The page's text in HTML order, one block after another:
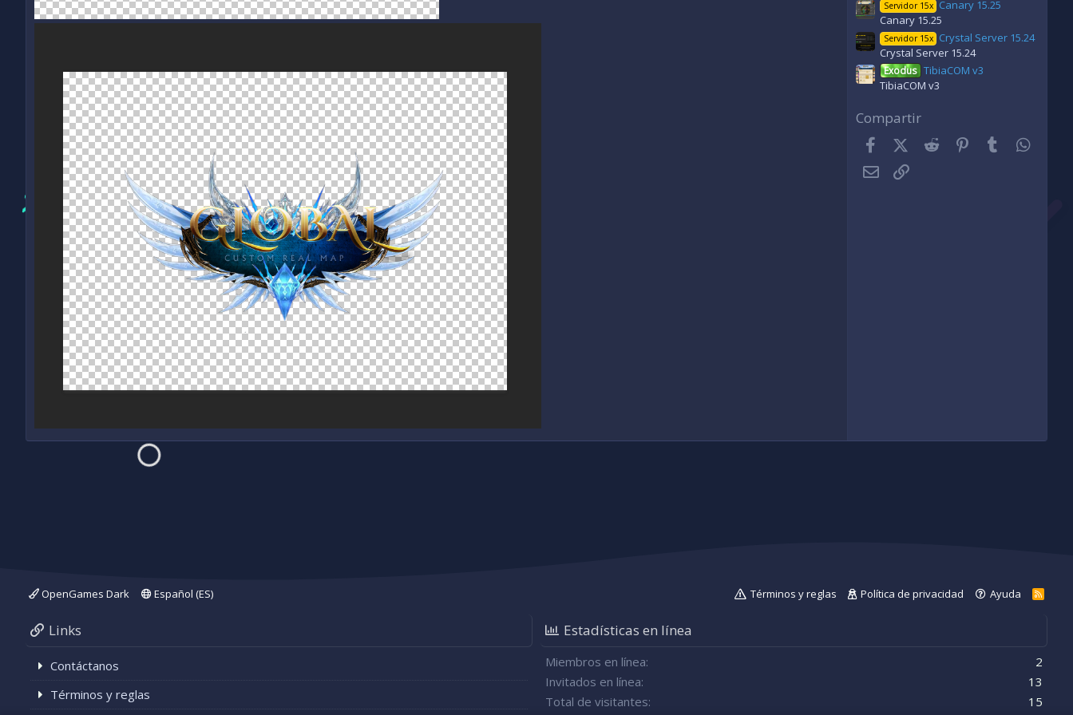
Servidor 15x Canary 15.25
Canary 15.25
Servidor 15x Crystal Server 15.24
Crystal Server 15.24
Exodus TibiaCOM v3
TibiaCOM v3
Compartir
FacebookX (Twitter)
Reddit Pinterest
Tumblr
Correo electrónico
OpenGames Dark Español (ES) Términos y reglas Política de privacidad Ayuda
R
Links
Contáctanos
Términos y reglas
Estadísticas en línea
Miembros en línea
2
Invitados en línea
13
Total de visitantes
15